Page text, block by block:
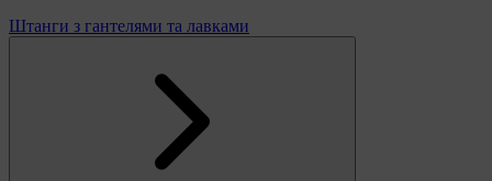
Штанги з гантелями та лавками